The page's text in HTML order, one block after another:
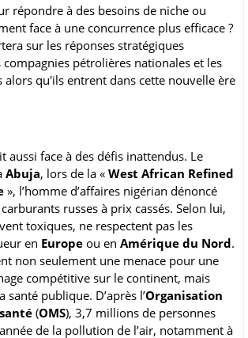
répondre à des besoins de niche ou
face à une concurrence plus efficace ?
sur les réponses stratégiques
pétrolières nationales et les
alors qu'ils entrent dans cette nouvelle ère
aussi face à des défis inattendus. Le
Abuja, lors de la « West African Refined
», l’homme d’affaires nigérian dénoncé
russes à prix cassés. Selon lui,
toxiques, ne respectent pas les
en Europe ou en Amérique du Nord.
non seulement une menace pour une
compétitive sur le continent, mais
publique. D’après l’Organisation
(OMS), 3,7 millions de personnes
de la pollution de l’air, notamment à